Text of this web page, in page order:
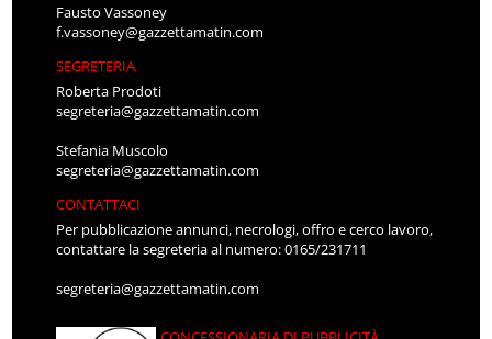
Fausto Vassoney
f.vassoney@gazzettamatin.com
SEGRETERIA
Roberta Prodoti
segreteria@gazzettamatin.com
Stefania Muscolo
segreteria@gazzettamatin.com
CONTATTACI
Per pubblicazione annunci, necrologi, offro e cerco lavoro,
contattare la segreteria al numero: 0165/231711
segreteria@gazzettamatin.com